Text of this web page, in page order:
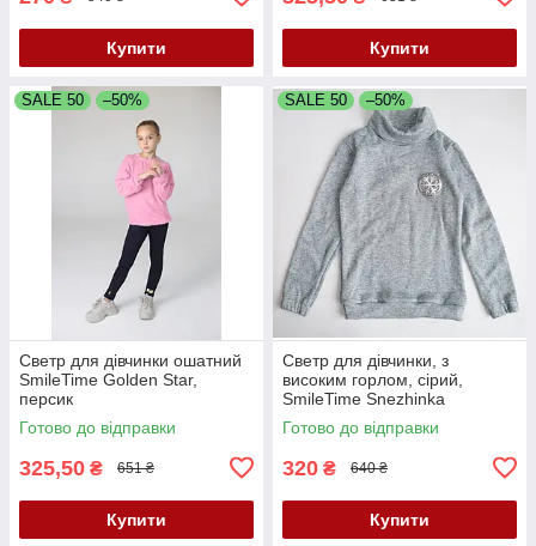
Купити Купити
SALE 50 –50%
Светр для дівчинки ошатний
SmileTime Golden Star,
персик
Готово до відправки
325,50 ₴ 651 ₴
Купити
SALE 50 –50%
Светр для дівчинки, з
високим горлом, сірий,
SmileTime Snezhinka
Готово до відправки
320 ₴ 640 ₴
Купити